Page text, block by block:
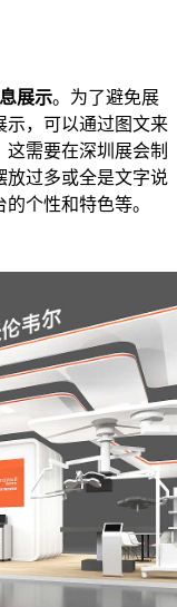
展示。为了避免展
示，可以通过图文来
需要在深圳展会制
放过多或全是文字说
个性和特色等。